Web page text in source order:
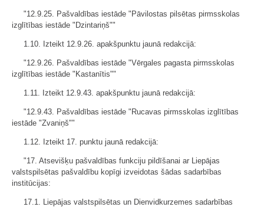
"12.9.25. Pašvaldības iestāde "Pāvilostas pilsētas pirmsskolas
izglītības iestāde "Dzintariņš""
1.10. Izteikt 12.9.26. apakšpunktu jaunā redakcijā:
"12.9.26. Pašvaldības iestāde "Vērgales pagasta pirmsskolas
izglītības iestāde "Kastanītis""
1.11. Izteikt 12.9.43. apakšpunktu jaunā redakcijā:
"12.9.43. Pašvaldības iestāde "Rucavas pirmsskolas izglītības
iestāde "Zvaniņš""
1.12. Izteikt 17. punktu jaunā redakcijā:
"17. Atsevišķu pašvaldības funkciju pildīšanai ar Liepājas
valstspilsētas pašvaldību kopīgi izveidotas šādas sadarbības
institūcijas:
17.1. Liepājas valstspilsētas un Dienvidkurzemes sadarbības